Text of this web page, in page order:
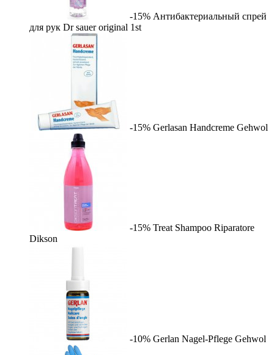
-15% Антибактериальный спрей
для рук Dr sauer original 1st
-15% Gerlasan Handcreme Gehwol
-15% Treat Shampoo Riparatore
Dikson
-10% Gerlan Nagel-Pflege Gehwol